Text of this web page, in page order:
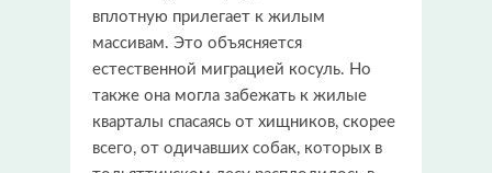
вплотную прилегает к жилым
массивам. Это объясняется
естественной миграцией косуль. Но
также она могла забежать к жилые
кварталы спасаясь от хищников, скорее
всего, от одичавших собак, которых в